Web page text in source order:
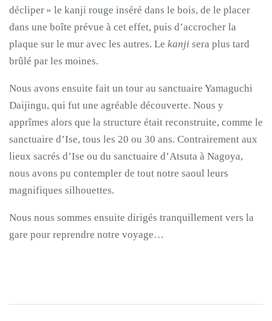
décliper » le kanji rouge inséré dans le bois, de le placer
dans une boîte prévue à cet effet, puis d’accrocher la
plaque sur le mur avec les autres. Le kanji sera plus tard
brûlé par les moines.
Nous avons ensuite fait un tour au sanctuaire Yamaguchi
Daijingu, qui fut une agréable découverte. Nous y
apprîmes alors que la structure était reconstruite, comme le
sanctuaire d’Ise, tous les 20 ou 30 ans. Contrairement aux
lieux sacrés d’Ise ou du sanctuaire d’Atsuta à Nagoya,
nous avons pu contempler de tout notre saoul leurs
magnifiques silhouettes.
Nous nous sommes ensuite dirigés tranquillement vers la
gare pour reprendre notre voyage…